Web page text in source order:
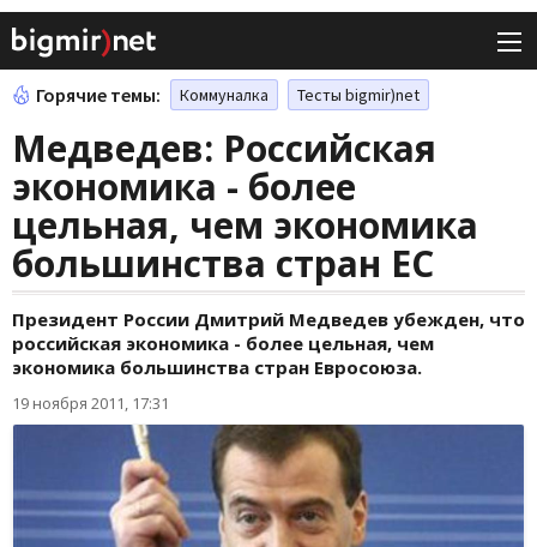
Горячие темы: Коммуналка Тесты bigmir)net
Медведев: Российская
экономика - более
цельная, чем экономика
большинства стран ЕС
Президент России Дмитрий Медведев убежден, что
российская экономика - более цельная, чем
экономика большинства стран Евросоюза.
19 ноября 2011, 17:31